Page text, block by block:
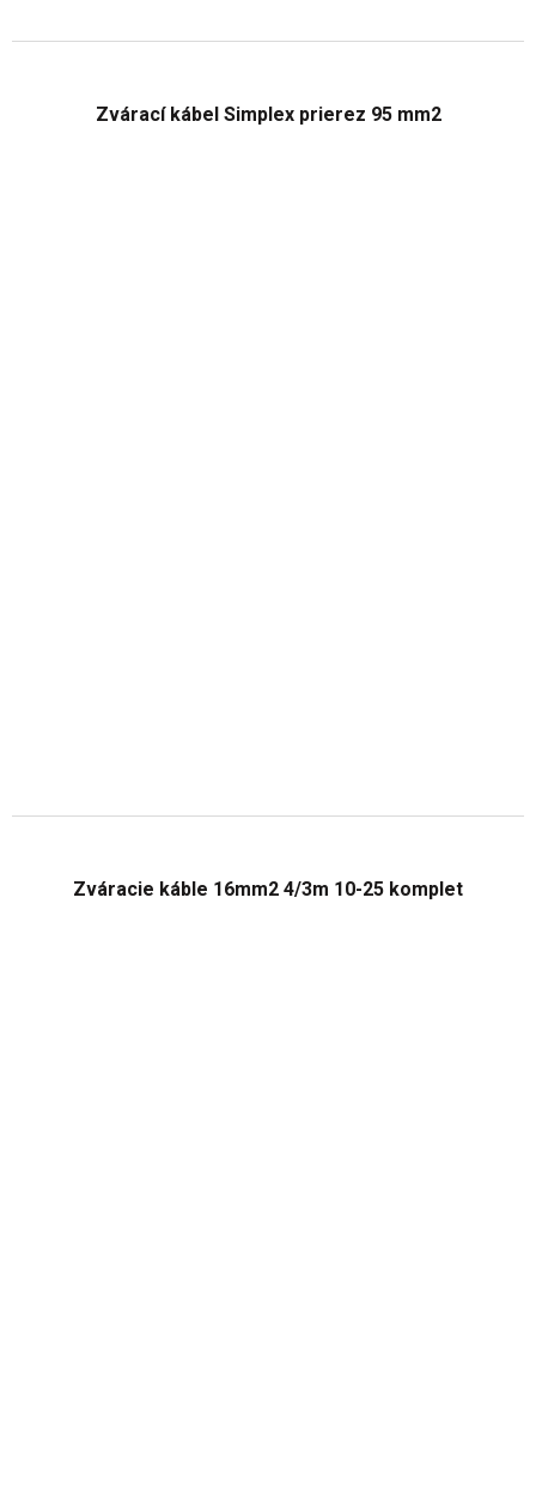
Zvárací kábel Simplex prierez 95 mm2
Zváracie káble 16mm2 4/3m 10-25 komplet